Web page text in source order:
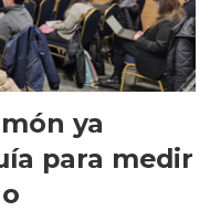
ya
para medir